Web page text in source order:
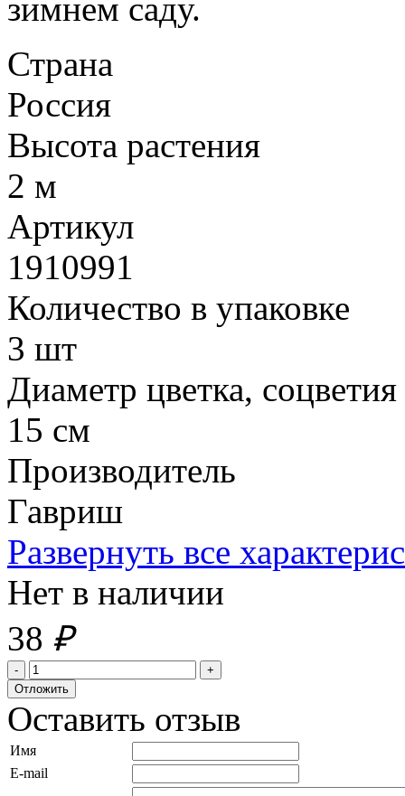
зимнем саду.
Страна
Россия
Высота растения
2 м
Артикул
1910991
Количество в упаковке
3 шт
Диаметр цветка, соцветия
15 см
Производитель
Гавриш
Развернуть все
Нет в наличии
38 ₽
Оставить отзыв
Имя
E-mail